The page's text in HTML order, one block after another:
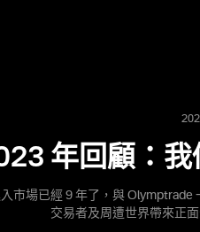
年回顧：我
市場已經 9 年了，與
交易者及周遭世界帶來正